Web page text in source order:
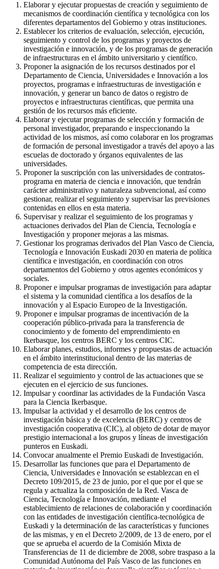
Elaborar y ejecutar propuestas de creación y seguimiento de
mecanismos de coordinación científica y tecnológica con los
diferentes departamentos del Gobierno y otras instituciones.
Establecer los criterios de evaluación, selección, ejecución,
seguimiento y control de los programas y proyectos de
investigación e innovación, y de los programas de generación
de infraestructuras en el ámbito universitario y científico.
Proponer la asignación de los recursos destinados por el
Departamento de Ciencia, Universidades e Innovación a los
proyectos, programas e infraestructuras de investigación e
innovación, y generar un banco de datos o registro de
proyectos e infraestructuras científicas, que permita una
gestión de los recursos más eficiente.
Elaborar y ejecutar programas de selección y formación de
personal investigador, preparando e inspeccionando la
actividad de los mismos, así como colaborar en los programas
de formación de personal investigador a través del apoyo a las
escuelas de doctorado y órganos equivalentes de las
universidades.
Proponer la suscripción con las universidades de contratos-
programa en materia de ciencia e innovación, que tendrán
carácter administrativo y naturaleza subvencional, así como
gestionar, realizar el seguimiento y supervisar las previsiones
contenidas en ellos en esta materia.
Supervisar y realizar el seguimiento de los programas y
actuaciones derivados del Plan de Ciencia, Tecnología e
Investigación y proponer mejoras a las mismas.
Gestionar los programas derivados del Plan Vasco de Ciencia,
Tecnología e Innovación Euskadi 2030 en materia de política
científica e investigación, en coordinación con otros
departamentos del Gobierno y otros agentes económicos y
sociales.
Proponer e impulsar programas de investigación para adaptar
el sistema y la comunidad científica a los desafíos de la
innovación y al Espacio Europeo de la Investigación.
Proponer e impulsar programas de incentivación de la
cooperación público-privada para la transferencia de
conocimiento y de fomento del emprendimiento en
Ikerbasque, los centros BERC y los centros CIC.
Elaborar planes, estudios, informes y propuestas de actuación
en el ámbito interinstitucional dentro de las materias de
competencia de esta dirección.
Realizar el seguimiento y control de las actuaciones que se
ejecuten en el ejercicio de sus funciones.
Impulsar y coordinar las actividades de la Fundación Vasca
para la Ciencia Ikerbasque.
Impulsar la actividad y el desarrollo de los centros de
investigación básica y de excelencia (BERC) y centros de
investigación cooperativa (CIC), al objeto de dotar de mayor
prestigio internacional a los grupos y líneas de investigación
punteros en Euskadi.
Convocar anualmente el Premio Euskadi de Investigación.
Desarrollar las funciones que para el Departamento de
Ciencia, Universidades e Innovación se establezcan en el
Decreto 109/2015, de 23 de junio, por el que por el que se
regula y actualiza la composición de la Red. Vasca de
Ciencia, Tecnología e Innovación, mediante el
establecimiento de relaciones de colaboración y coordinación
con las entidades de investigación científica-tecnológica de
Euskadi y la determinación de las características y funciones
de las mismas, y en el Decreto 2/2009, de 13 de enero, por el
que se aprueba el acuerdo de la Comisión Mixta de
Transferencias de 11 de diciembre de 2008, sobre traspaso a la
Comunidad Autónoma del País Vasco de las funciones en